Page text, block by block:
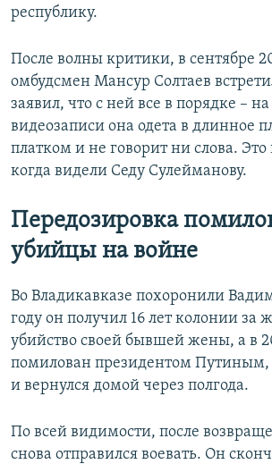
республику.
После волны критики, в сентябре
омбудсмен Мансур Солтаев
заявил, что с ней все в порядке – на
видеозаписи она одета в длинное
платком и не говорит ни слова. Это
когда видели Седу Сулейманову.
Передозировка
убийцы на войне
Во Владикавказе похоронили
году он получил 16 лет колонии за
убийство своей бывшей жены, а в
помилован президентом Путиным,
и вернулся домой через полгода.
По всей видимости, после
снова отправился воевать. Он